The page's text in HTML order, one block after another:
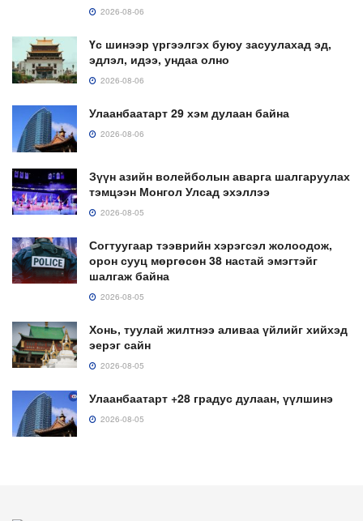
2026-08-06
Үс шинээр үргээлгэх буюу засуулахад эд,
эдлэл, идээ, ундаа олно
2026-08-06
Улаанбаатарт 29 хэм дулаан байна
2026-08-06
Зүүн азийн волейболын аварга шалгаруулах
тэмцээн Монгол Улсад эхэллээ
2026-08-05
Согтуугаар тээврийн хэрэгсэл жолоодож,
орон сууц мөргөсөн 38 настай эмэгтэйг
шалгаж байна
2026-08-05
Хонь, туулай жилтнээ аливаа үйлийг хийхэд
эерэг сайн
2026-08-05
Улаанбаатарт +28 градус дулаан, үүлшинэ
2026-08-05